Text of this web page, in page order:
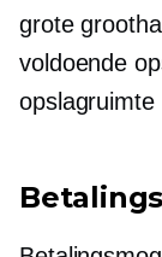
grote
voldoende
opslagruimte